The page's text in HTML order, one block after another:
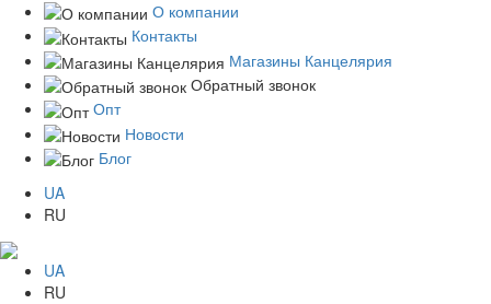
О компании
Контакты
Магазины Канцелярия
Обратный звонок
Опт
Новости
Блог
UA
RU
UA
RU